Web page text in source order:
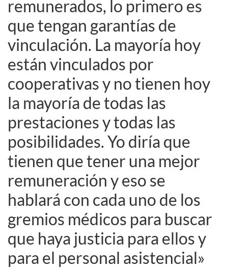
remunerados, lo primero es
que tengan garantías de
vinculación. La mayoría hoy
están vinculados por
cooperativas y no tienen hoy
la mayoría de todas las
prestaciones y todas las
posibilidades. Yo diría que
tienen que tener una mejor
remuneración y eso se
hablará con cada uno de los
gremios médicos para buscar
que haya justicia para ellos y
para el personal asistencial»